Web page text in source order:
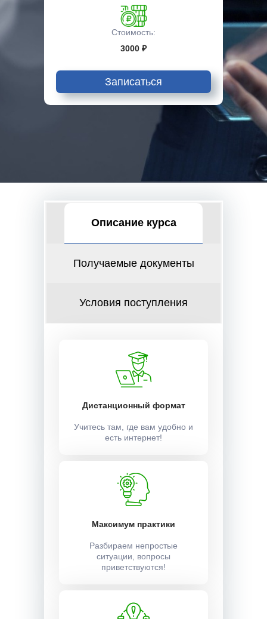
Стоимость:
3000 ₽
Записаться
Описание курса
Получаемые документы
Условия поступления
Дистанционный формат
Учитесь там, где вам удобно и
есть интернет!
Максимум практики
Разбираем непростые
ситуации, вопросы
приветствуются!